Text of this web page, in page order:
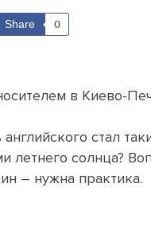
Share 0
в Киево-
стал
солнца?
– нужна практика.